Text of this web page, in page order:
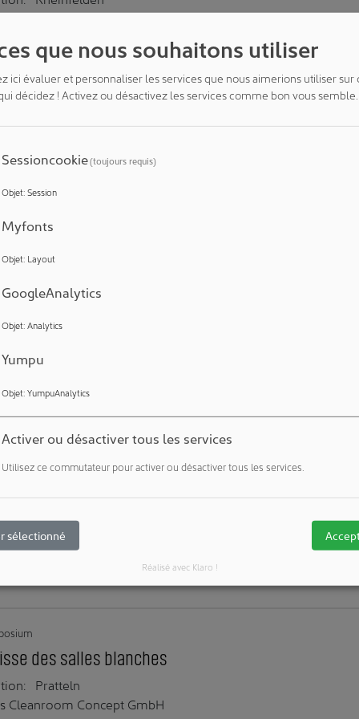
Cleanroom Concept GmbH
Séminaire
(PT 25) - Bloc I
HEIDELBERG GmbH
Industrial Services GmbH
à la stérilisation
Cleanroom Concept GmbH
des cytostatiques
Allschwil BL
Cleanroom Concept GmbH
des salles blanches
Pratteln
Cleanroom Concept GmbH
que nous souhaitons utiliser
ici évaluer et personnaliser les services que nous aimerions utiliser sur
décidez ! Activez ou désactivez les services comme bon vous semble.
Sessioncookie(toujours requis)
Objet: Session
Myfonts
Objet: Layout
GoogleAnalytics
Objet: Analytics
Yumpu
Objet: YumpuAnalytics
Activer ou désactiver tous les services
Utilisez ce commutateur pour activer ou désactiver tous les services.
sélectionné
Réalisé avec Klaro !